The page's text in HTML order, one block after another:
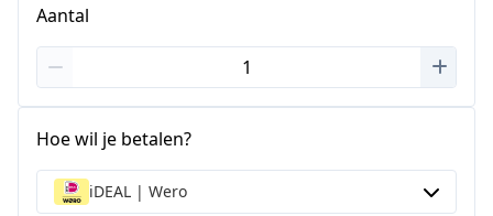
Aantal
Hoe wil je betalen?
iDEAL | Wero